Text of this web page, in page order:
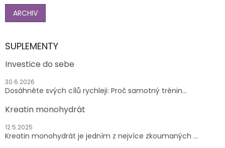
ARCHIV
SUPLEMENTY
Investice do sebe
30.6.2026
Dosáhněte svých cílů rychleji: Proč samotný trénin...
Kreatin monohydrát
12.5.2025
Kreatin monohydrát je jedním z nejvíce zkoumaných ...